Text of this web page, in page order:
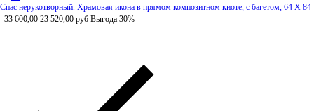
Спас нерукотворный. Храмовая икона в прямом композитном киоте, с багетом, 64 Х 84
33 600,00 23 520,00 руб Выгода 30%